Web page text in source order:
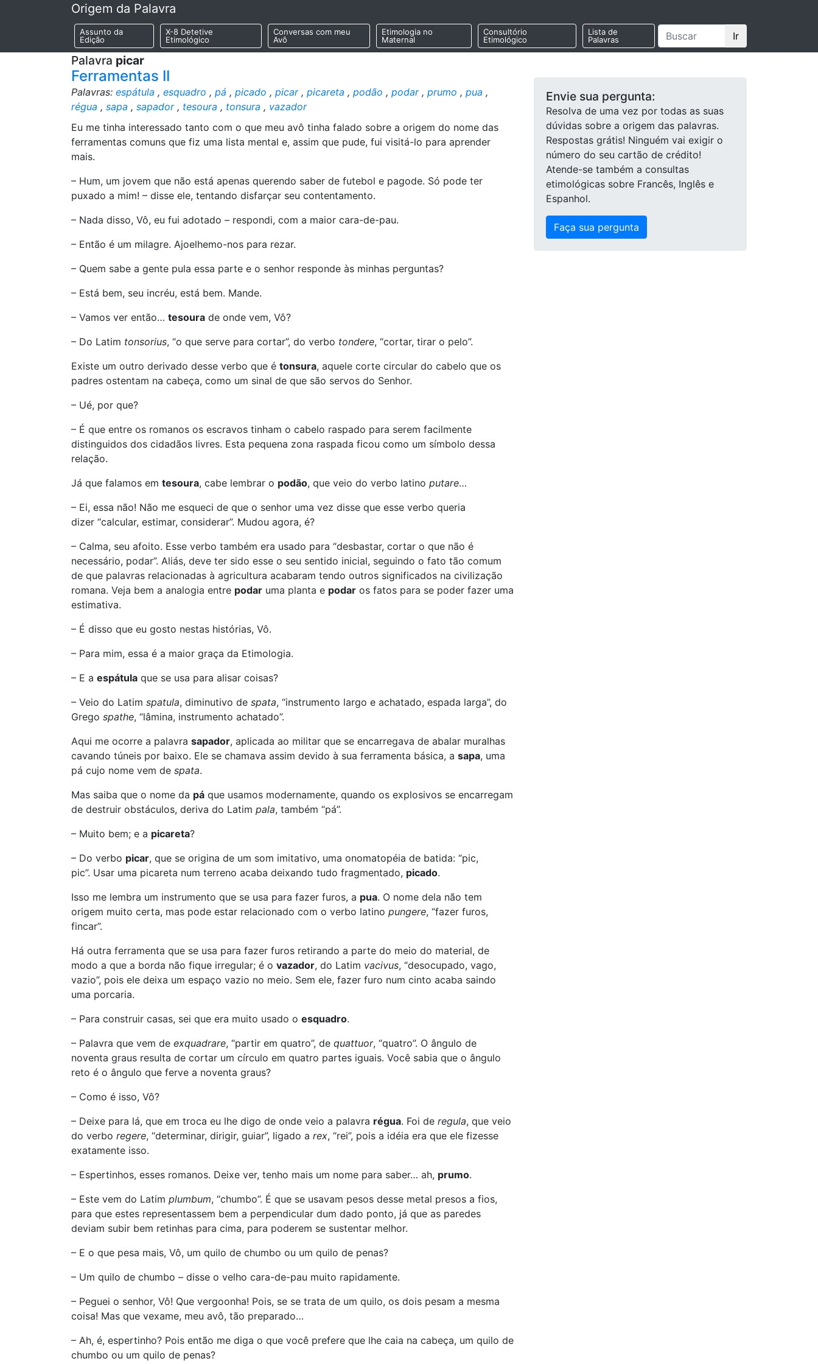
Origem da Palavra
Assunto da
Edição
X-8 Detetive
Etimológico
Conversas com meu
Avô
Etimologia no
Maternal
Consultório
Etimológico
Lista de
Palavras
Ir
Palavra picar
Ferramentas II
Palavras: espátula , esquadro , pá , picado , picar, picareta , podão , podar, prumo , pua ,
régua , sapa , sapador, tesoura , tonsura , vazador
Eu me tinha interessado tanto com o que meu avô tinha falado sobre a origem do nome das
ferramentas comuns que fiz uma lista mental e, assim que pude, fui visitá-lo para aprender
mais.
– Hum, um jovem que não está apenas querendo saber de futebol e pagode. Só pode ter
puxado a mim! – disse ele, tentando disfarçar seu contentamento.
– Nada disso, Vô, eu fui adotado – respondi, com a maior cara-de-pau.
– Então é um milagre. Ajoelhemo-nos para rezar.
– Quem sabe a gente pula essa parte e o senhor responde às minhas perguntas?
– Está bem, seu incréu, está bem. Mande.
– Vamos ver então… tesoura de onde vem, Vô?
– Do Latim tonsorius, “o que serve para cortar”, do verbo tondere, “cortar, tirar o pelo”.
Existe um outro derivado desse verbo que é tonsura, aquele corte circular do cabelo que os
padres ostentam na cabeça, como um sinal de que são servos do Senhor.
– Ué, por que?
– É que entre os romanos os escravos tinham o cabelo raspado para serem facilmente
distinguidos dos cidadãos livres. Esta pequena zona raspada ficou como um símbolo dessa
relação.
Já que falamos em tesoura, cabe lembrar o podão, que veio do verbo latino putare…
– Ei, essa não! Não me esqueci de que o senhor uma vez disse que esse verbo queria
dizer “calcular, estimar, considerar”. Mudou agora, é?
– Calma, seu afoito. Esse verbo também era usado para “desbastar, cortar o que não é
necessário, podar”. Aliás, deve ter sido esse o seu sentido inicial, seguindo o fato tão comum
de que palavras relacionadas à agricultura acabaram tendo outros significados na civilização
romana. Veja bem a analogia entre podar uma planta e podar os fatos para se poder fazer uma
estimativa.
– É disso que eu gosto nestas histórias, Vô.
– Para mim, essa é a maior graça da Etimologia.
– E a espátula que se usa para alisar coisas?
– Veio do Latim spatula, diminutivo de spata, “instrumento largo e achatado, espada larga”, do
Grego spathe, “lâmina, instrumento achatado”.
Aqui me ocorre a palavra sapador, aplicada ao militar que se encarregava de abalar muralhas
cavando túneis por baixo. Ele se chamava assim devido à sua ferramenta básica, a sapa, uma
pá cujo nome vem de spata.
Mas saiba que o nome da pá que usamos modernamente, quando os explosivos se encarregam
de destruir obstáculos, deriva do Latim pala, também “pá”.
– Muito bem; e a picareta?
– Do verbo picar, que se origina de um som imitativo, uma onomatopéia de batida: “pic,
pic”. Usar uma picareta num terreno acaba deixando tudo fragmentado, picado.
Isso me lembra um instrumento que se usa para fazer furos, a pua. O nome dela não tem
origem muito certa, mas pode estar relacionado com o verbo latino pungere, “fazer furos,
fincar”.
Há outra ferramenta que se usa para fazer furos retirando a parte do meio do material, de
modo a que a borda não fique irregular; é o vazador, do Latim vacivus, “desocupado, vago,
vazio”, pois ele deixa um espaço vazio no meio. Sem ele, fazer furo num cinto acaba saindo
uma porcaria.
– Para construir casas, sei que era muito usado o esquadro.
– Palavra que vem de exquadrare, “partir em quatro”, de quattuor, “quatro”. O ângulo de
noventa graus resulta de cortar um círculo em quatro partes iguais. Você sabia que o ângulo
reto é o ângulo que ferve a noventa graus?
– Como é isso, Vô?
– Deixe para lá, que em troca eu lhe digo de onde veio a palavra régua. Foi de regula, que veio
do verbo regere, “determinar, dirigir, guiar”, ligado a rex, “rei”, pois a idéia era que ele fizesse
exatamente isso.
– Espertinhos, esses romanos. Deixe ver, tenho mais um nome para saber… ah, prumo.
– Este vem do Latim plumbum, “chumbo”. É que se usavam pesos desse metal presos a fios,
para que estes representassem bem a perpendicular dum dado ponto, já que as paredes
deviam subir bem retinhas para cima, para poderem se sustentar melhor.
– E o que pesa mais, Vô, um quilo de chumbo ou um quilo de penas?
– Um quilo de chumbo – disse o velho cara-de-pau muito rapidamente.
– Peguei o senhor, Vô! Que vergoonha! Pois, se se trata de um quilo, os dois pesam a mesma
coisa! Mas que vexame, meu avô, tão preparado…
– Ah, é, espertinho? Pois então me diga o que você prefere que lhe caia na cabeça, um quilo de
chumbo ou um quilo de penas?
Envie sua pergunta:
Resolva de uma vez por todas as suas
dúvidas sobre a origem das palavras.
Respostas grátis! Ninguém vai exigir o
número do seu cartão de crédito!
Atende-se também a consultas
etimológicas sobre Francês, Inglês e
Espanhol.
Faça sua pergunta